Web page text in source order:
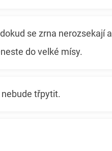
se zrna nerozsekají a
do velké mísy.
třpytit.